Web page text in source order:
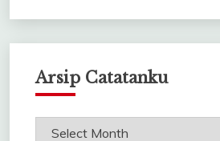
Arsip Catatanku
Arsip